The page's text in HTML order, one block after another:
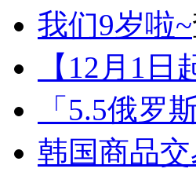
我们9岁啦~
【12月1
「5.5俄罗
韩国商品